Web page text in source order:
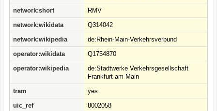
network:short
RMV
network:wikidata
Q314042
network:wikipedia
de:Rhein-Main-Verkehrsverbund
operator:wikidata
Q1754870
operator:wikipedia
de:Stadtwerke Verkehrsgesellschaft
Frankfurt am Main
tram
yes
uic_ref
8002058